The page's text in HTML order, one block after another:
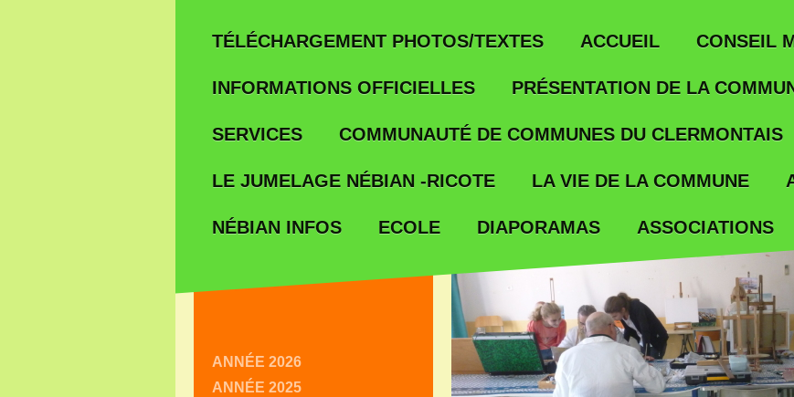
TÉLÉCHARGEMENT PHOTOS/TEXTES ACCUEIL CONSEIL
INFORMATIONS OFFICIELLES PRÉSENTATION DE LA
SERVICES COMMUNAUTÉ DE COMMUNES DU CLERMONTAIS
LE JUMELAGE NÉBIAN -RICOTE LA VIE DE LA COMMUNE
NÉBIAN INFOS ECOLE DIAPORAMAS ASSOCIATIONS
ANNÉE 2026
ANNÉE 2025